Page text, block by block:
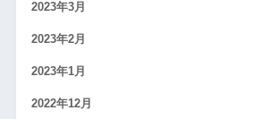
2023年3月
2023年2月
2023年1月
2022年12月